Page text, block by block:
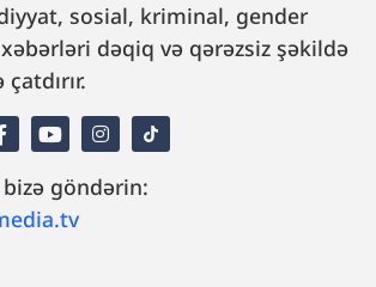
sosial, kriminal, gender
dəqiq və qərəzsiz şəkildə
göndərin: